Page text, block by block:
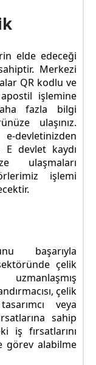
elde edeceği
Merkezi
QR kodlu ve
işlemine
fazla bilgi
ulaşınız.
devletinizden
devlet kaydı
ulaşmaları
işlemi
başarıyla
çelik
çelik
veya
sahip
iş fırsatlarını
görev alabilme